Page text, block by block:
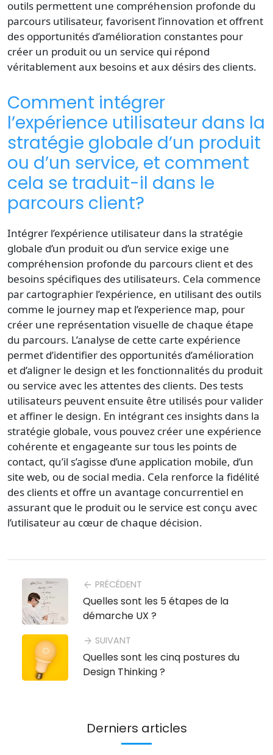
outils permettent une compréhension profonde du
parcours utilisateur, favorisent l’innovation et offrent
des opportunités d’amélioration constantes pour
créer un produit ou un service qui répond
véritablement aux besoins et aux désirs des clients.
Comment intégrer
l’expérience utilisateur dans la
stratégie globale d’un produit
ou d’un service, et comment
cela se traduit-il dans le
parcours client?
Intégrer l’expérience utilisateur dans la stratégie
globale d’un produit ou d’un service exige une
compréhension profonde du parcours client et des
besoins spécifiques des utilisateurs. Cela commence
par cartographier l’expérience, en utilisant des outils
comme le journey map et l’experience map, pour
créer une représentation visuelle de chaque étape
du parcours. L’analyse de cette carte expérience
permet d’identifier des opportunités d’amélioration
et d’aligner le design et les fonctionnalités du produit
ou service avec les attentes des clients. Des tests
utilisateurs peuvent ensuite être utilisés pour valider
et affiner le design. En intégrant ces insights dans la
stratégie globale, vous pouvez créer une expérience
cohérente et engageante sur tous les points de
contact, qu’il s’agisse d’une application mobile, d’un
site web, ou de social media. Cela renforce la fidélité
des clients et offre un avantage concurrentiel en
assurant que le produit ou le service est conçu avec
l’utilisateur au cœur de chaque décision.
arrow_back PRÉCÉDENT
Quelles sont les 5 étapes de la
démarche UX ?
arrow_forward SUIVANT
Quelles sont les cinq postures du
Design Thinking ?
Derniers articles